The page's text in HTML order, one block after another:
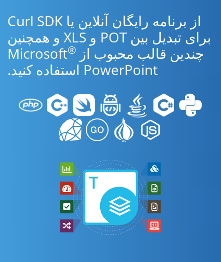
از برنامه رایگان آنلاین یا Curl SDK
برای تبدیل بین POT و XLS و همچنین
چندین قالب محبوب از Microsoft ®
PowerPoint استفاده کنید.